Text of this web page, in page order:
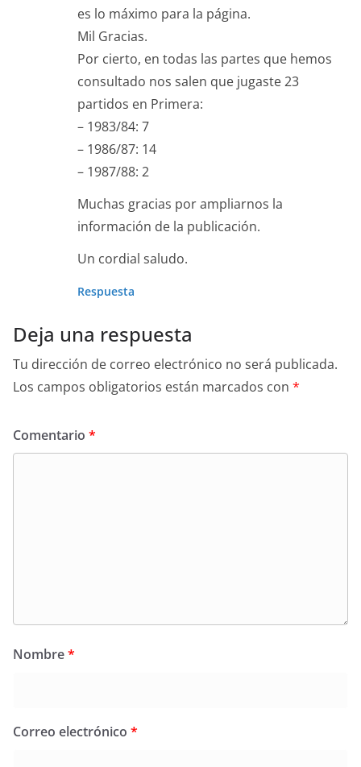
es lo máximo para la página.
Mil Gracias.
Por cierto, en todas las partes que hemos
consultado nos salen que jugaste 23
partidos en Primera:
– 1983/84: 7
– 1986/87: 14
– 1987/88: 2
Muchas gracias por ampliarnos la
información de la publicación.
Un cordial saludo.
Respuesta
Deja una respuesta
Tu dirección de correo electrónico no será publicada.
Los campos obligatorios están marcados con *
Comentario *
Nombre*
Correo electrónico *